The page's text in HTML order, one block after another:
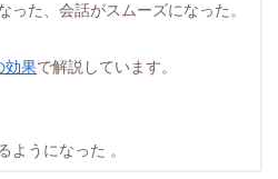
った、会話がスムーズになった。
効果で解説しています。
ようになった 。